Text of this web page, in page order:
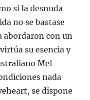
si la desnuda
no se bastase
abordaron con un
su esencia y
Mel
nada
se dispone